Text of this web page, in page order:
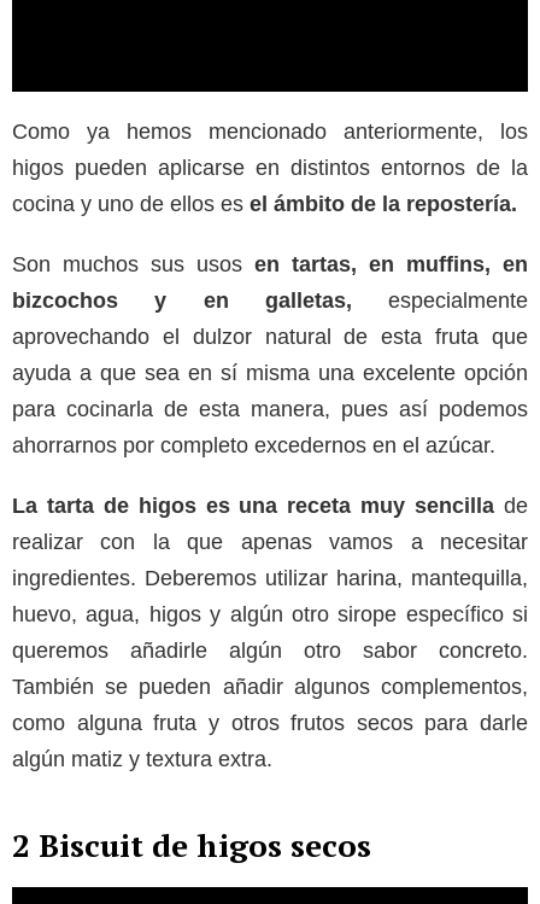
Como ya hemos mencionado anteriormente, los
higos pueden aplicarse en distintos entornos de la
cocina y uno de ellos es el ámbito de la repostería.
Son muchos sus usos en tartas, en muffins, en
bizcochos y en galletas, especialmente
aprovechando el dulzor natural de esta fruta que
ayuda a que sea en sí misma una excelente opción
para cocinarla de esta manera, pues así podemos
ahorrarnos por completo excedernos en el azúcar.
La tarta de higos es una receta muy sencilla de
realizar con la que apenas vamos a necesitar
ingredientes. Deberemos utilizar harina, mantequilla,
huevo, agua, higos y algún otro sirope específico si
queremos añadirle algún otro sabor concreto.
También se pueden añadir algunos complementos,
como alguna fruta y otros frutos secos para darle
algún matiz y textura extra.
2 Biscuit de higos secos